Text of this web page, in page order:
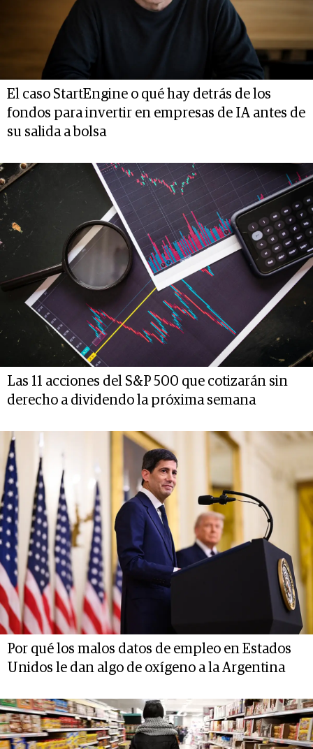
El caso StartEngine o qué hay detrás de los
fondos para invertir en empresas de IA antes de
su salida a bolsa
Las 11 acciones del S&P 500 que cotizarán sin
derecho a dividendo la próxima semana
Por qué los malos datos de empleo en Estados
Unidos le dan algo de oxígeno a la Argentina